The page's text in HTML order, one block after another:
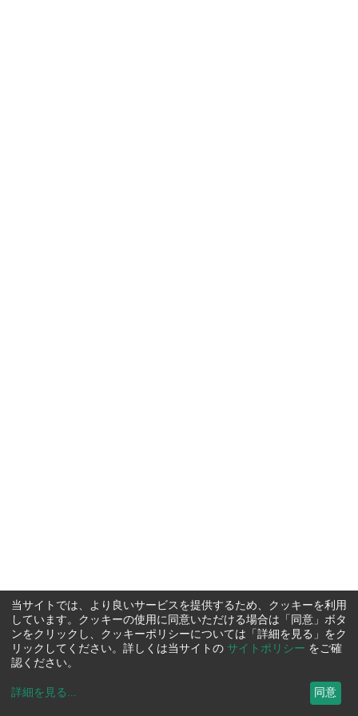
当サイトでは、より良いサービスを提供するため、クッキーを利用
しています。クッキーの使用に同意いただける場合は「同意」ボタ
ンをクリックし、クッキーポリシーについては「詳細を見る」をク
リックしてください。詳しくは当サイトの サイトポリシー をご確
認ください。
詳細を見る ... 同意